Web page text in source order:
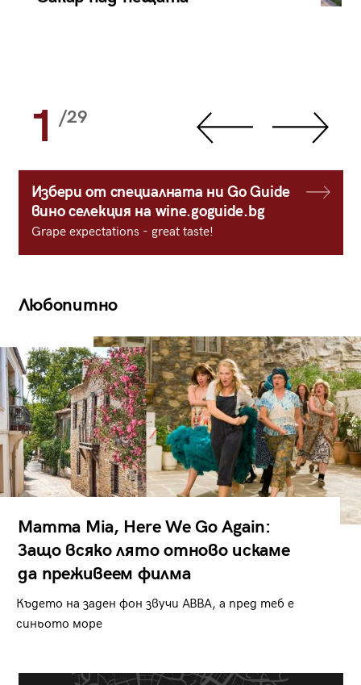
1 /29
Избери от специалната ни Go Guide
вино селекция на wine.goguide.bg
Grape expectations - great taste!
Любопитно
Mamma Mia, Here We Go Again:
Защо всяко лято отново искаме
да преживеем филма
Където на заден фон звучи ABBA, а пред теб е
синьото море